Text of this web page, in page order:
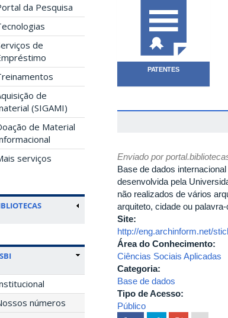
da Pesquisa
de
de
(SIGAMI)
de Material
serviços
números
PATENTES
Enviado por
Base de dados
desenvolvida pela
não realizados de vários
arquiteto, cidade ou
Site:
http://eng.archinform.net/
Área do Conhecimento:
Ciências Sociais Aplicadas
Categoria:
Base de dados
Tipo de Acesso:
Público